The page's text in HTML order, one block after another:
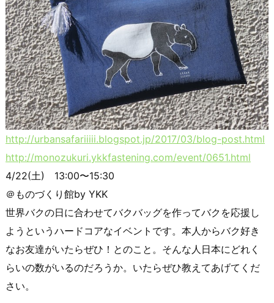
http://urbansafariiiii.blogspot.jp/2017/03/blog-post.html
http://monozukuri.ykkfastening.com/event/0651.html
4/22(土) 13:00〜15:30
＠ものづくり館by YKK
世界バクの日に合わせてバクバッグを作ってバクを応援し
ようというハードコアなイベントです。本人からバク好き
なお友達がいたらぜひ！とのこと。そんな人日本にどれく
らいの数がいるのだろうか。いたらぜひ教えてあげてくだ
さい。